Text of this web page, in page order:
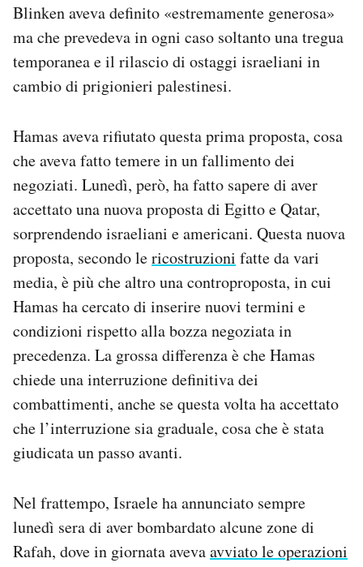
Blinken aveva definito «estremamente generosa»
ma che prevedeva in ogni caso soltanto una tregua
temporanea e il rilascio di ostaggi israeliani in
cambio di prigionieri palestinesi.
Hamas aveva rifiutato questa prima proposta, cosa
che aveva fatto temere in un fallimento dei
negoziati. Lunedì, però, ha fatto sapere di aver
accettato una nuova proposta di Egitto e Qatar,
sorprendendo israeliani e americani. Questa nuova
proposta, secondo lericostruzioni fatte da vari
media, è più che altro una controproposta, in cui
Hamas ha cercato di inserire nuovi termini e
condizioni rispetto alla bozza negoziata in
precedenza. La grossa differenza è che Hamas
chiede una interruzione definitiva dei
combattimenti, anche se questa volta ha accettato
che l’interruzione sia graduale, cosa che è stata
giudicata un passo avanti.
Nel frattempo, Israele ha annunciato sempre
lunedì sera di aver bombardato alcune zone di
Rafah, dove in giornata avevaavviato le operazioni